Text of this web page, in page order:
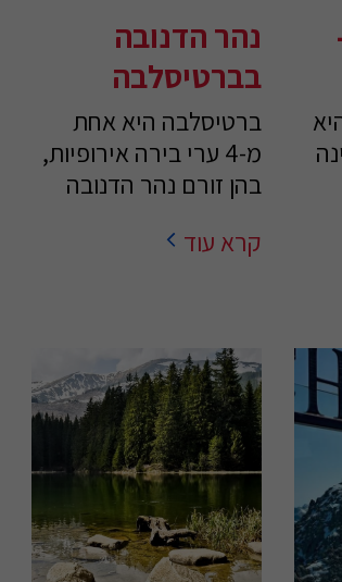
נהר הדנובה
בברטיסלבה
ברטיסלבה היא אחת
מ-4 ערי בירה אירופיות,
בהן זורם נהר הדנובה
קרא עוד